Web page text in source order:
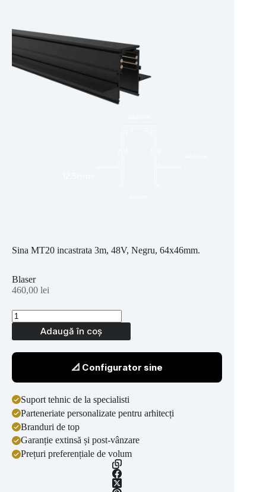
Sina MT20 incastrata 3m, 48V, Negru, 64x46mm.
Blaser
460,00 lei
Adaugă în coș
📐 Configurator sine
Suport tehnic de la specialisti
Parteneriate personalizate pentru arhitecți
Branduri de top
Garanție extinsă și post-vânzare
Prețuri preferențiale de volum